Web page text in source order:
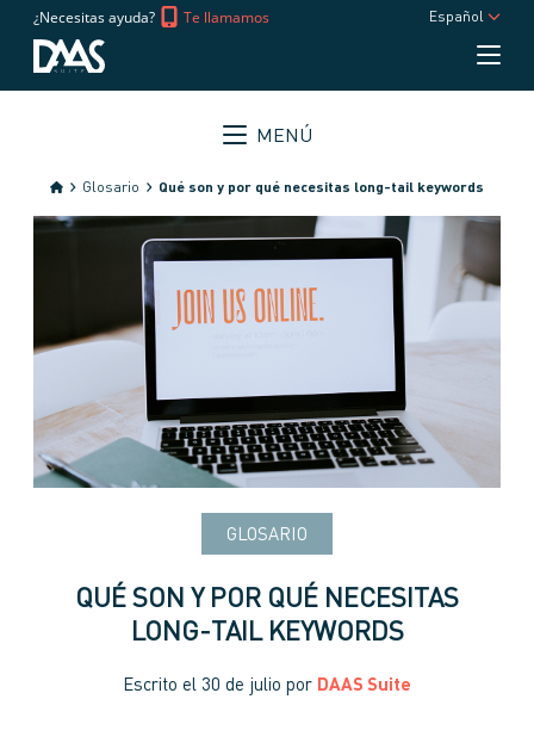
¿Necesitas ayuda? Te llamamos Español
MENÚ
Glosario Qué son y por qué necesitas long-tail keywords
GLOSARIO
QUÉ SON Y POR QUÉ NECESITAS
LONG-TAIL KEYWORDS
Escrito el 30 de julio por DAAS Suite